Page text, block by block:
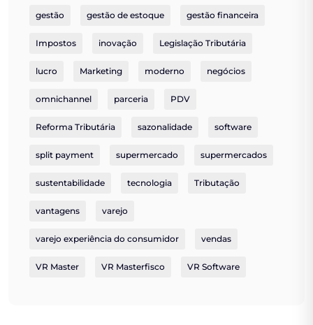
gestão gestão de estoque gestão financeira
Impostos inovação Legislação Tributária
lucro Marketing moderno negócios
omnichannel parceria PDV
Reforma Tributária sazonalidade software
split payment supermercado supermercados
sustentabilidade tecnologia Tributação
vantagens varejo
varejo experiência do consumidor vendas
VR Master VR Masterfisco VR Software